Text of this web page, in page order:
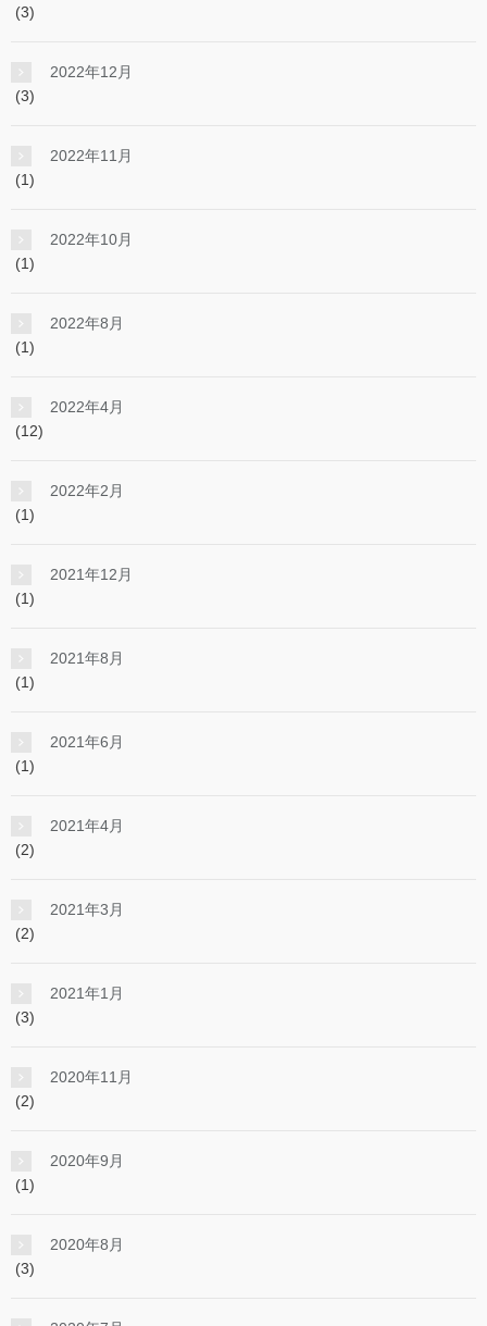
(3)
2022年12月
(3)
2022年11月
(1)
2022年10月
(1)
2022年8月
(1)
2022年4月
(12)
2022年2月
(1)
2021年12月
(1)
2021年8月
(1)
2021年6月
(1)
2021年4月
(2)
2021年3月
(2)
2021年1月
(3)
2020年11月
(2)
2020年9月
(1)
2020年8月
(3)